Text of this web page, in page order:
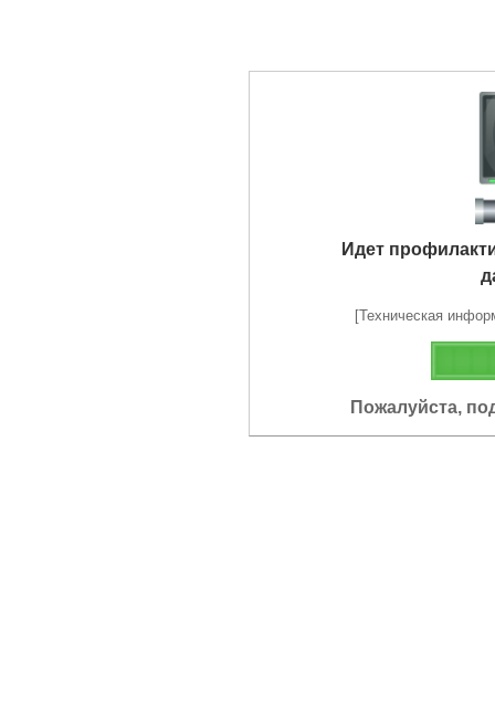
Идет
[Техническая
Пожалуйста,